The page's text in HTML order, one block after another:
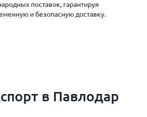
поставок, гарантируя
и безопасную доставку.
в Павлодар